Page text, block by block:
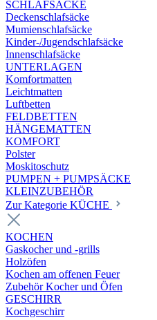
SCHLAFSÄCKE
Deckenschlafsäcke
Mumienschlafsäcke
Kinder-/Jugendschlafsäcke
Innenschlafsäcke
UNTERLAGEN
Komfortmatten
Leichtmatten
Luftbetten
FELDBETTEN
HÄNGEMATTEN
KOMFORT
Polster
Moskitoschutz
PUMPEN + PUMPSÄCKE
KLEINZUBEHÖR
Zur Kategorie KÜCHE
KOCHEN
Gaskocher und -grills
Holzöfen
Kochen am offenen Feuer
Zubehör Kocher und Öfen
GESCHIRR
Kochgeschirr